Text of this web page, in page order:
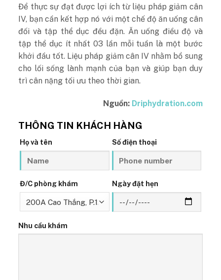
Để thực sự đạt được lợi ích từ liệu pháp giảm cân
IV, bạn cần kết hợp nó với một chế độ ăn uống cân
đối và tập thể dục đều đặn. Ăn uống điều độ và
tập thể dục ít nhất 03 lần mỗi tuần là một bước
khởi đầu tốt. Liệu pháp giảm cân IV nhằm bổ sung
cho lối sống lành mạnh của bạn và giúp bạn duy
trì cân nặng tối ưu theo thời gian.
Nguồn: Driphydration.com
THÔNG TIN KHÁCH HÀNG
Họ và tên Số điện thoại
Đ/C phòng khám Ngày đặt hẹn
Nhu cầu khám